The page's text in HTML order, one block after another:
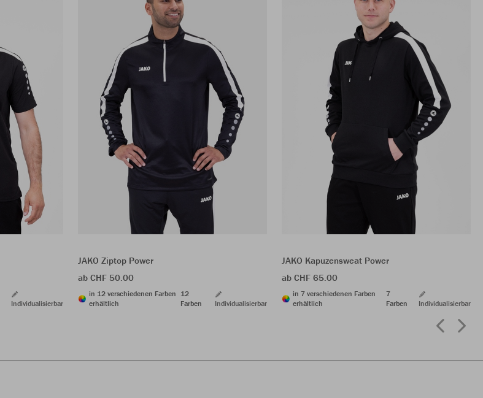
Individualisierbar
JAKO Ziptop Power
ab CHF 50.00
in 12 verschiedenen Farben
erhältlich
12
Farben
Individualisierbar
JAKO Kapuzensweat Power
ab CHF 65.00
in 7 verschiedenen Farben
erhältlich
7
Farben
Individualisierbar